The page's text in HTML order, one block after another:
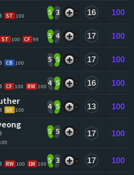
ST 100 5 3 16 100
ST 100 CF 99 5 4 17 100
CB 100 5 5 17 100
CF 100 RW 100 4 5 16 100
GK 100 4 5 13 100
5 5 17 100
RW 100 LW 100 5 3 17 100